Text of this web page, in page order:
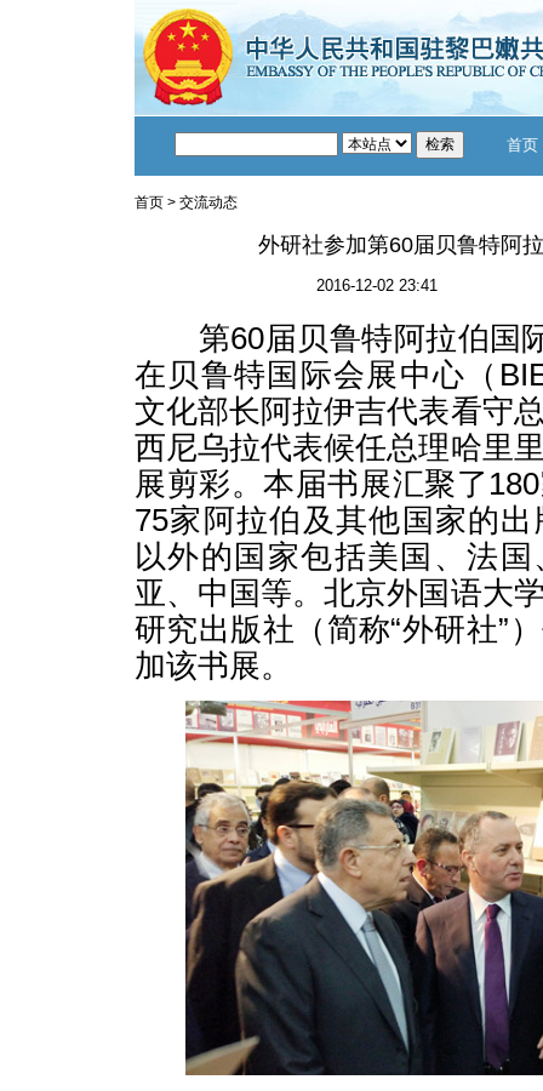
首页
首页 > 交流动态
外研社参加第60届贝鲁特阿
2016-12-02 23:41
第60届贝鲁特阿拉伯国
在贝鲁特国际会展中心（
文化部长阿拉伊吉代表看守
西尼乌拉代表候任总理哈里
展剪彩。本届书展汇聚了
75家阿拉伯及其他国家的
以外的国家包括美国、法
亚、中国等。北京外国语大
研究出版社（简称“外研社”
加该书展。